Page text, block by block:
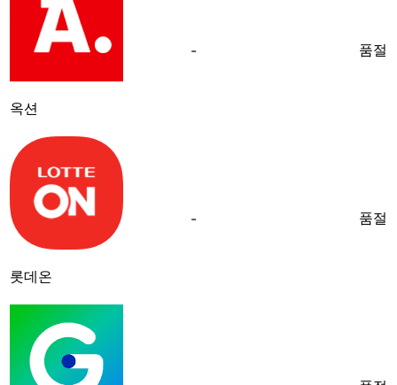
옥션
- 품절
롯데온
- 품절